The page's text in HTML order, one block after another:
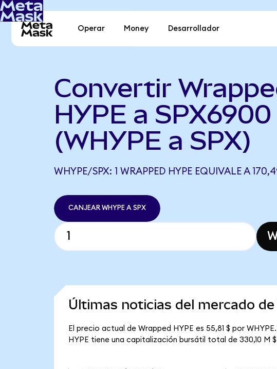
Operar Money Desarrollador
Convertir
HYPE a SPX6900
(WHYPE a SPX)
WHYPE/SPX: 1 WRAPPED HYPE EQUIVALE A
CANJEAR WHYPE A SPX
Últimas noticias del mercado de
El precio actual de Wrapped HYPE es 55,81 $ por
HYPE tiene una capitalización bursátil total de 330,10 M